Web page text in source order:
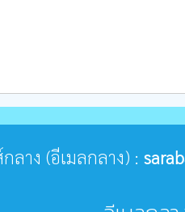
าง (อีเมลกลาง) :